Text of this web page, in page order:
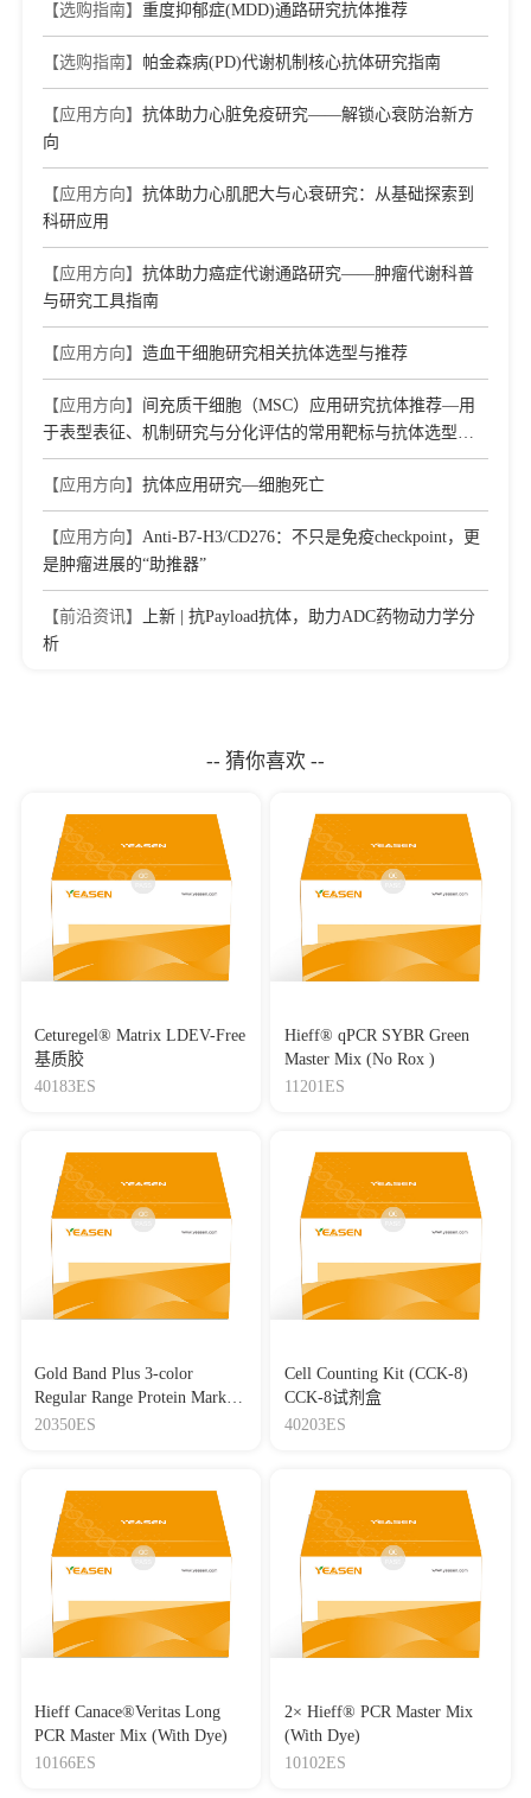
【选购指南】 重度抑郁症(MDD)通路研究抗体推荐
【选购指南】 帕金森病(PD)代谢机制核心抗体研究指南
【应用方向】 抗体助力心脏免疫研究——解锁心衰防治新方
向
【应用方向】 抗体助力心肌肥大与心衰研究：从基础探索到
科研应用
【应用方向】 抗体助力癌症代谢通路研究——肿瘤代谢科普
与研究工具指南
【应用方向】 造血干细胞研究相关抗体选型与推荐
【应用方向】 间充质干细胞（MSC）应用研究抗体推荐—用
于表型表征、机制研究与分化评估的常用靶标与抗体选型参
考
【应用方向】 抗体应用研究—细胞死亡
【应用方向】 Anti-B7-H3/CD276：不只是免疫checkpoint，更
是肿瘤进展的“助推器”
【前沿资讯】
上新 | 抗Payload抗体，助力ADC药物动力学分
析
-- 猜你喜欢 --
Ceturegel® Matrix LDEV-Free
基质胶
40183ES
Hieff® qPCR SYBR Green
Master Mix (No Rox )
11201ES
Gold Band Plus 3-color
Regular Range Protein Marker
(8-180 kDa) 三色预染蛋白质
20350ES
Cell Counting Kit (CCK-8)
CCK-8试剂盒
40203ES
Hieff Canace®Veritas Long
PCR Master Mix (With Dye)
10166ES
2× Hieff® PCR Master Mix
(With Dye)
10102ES